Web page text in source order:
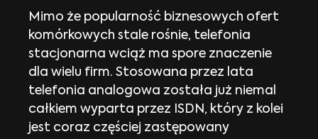
Mimo że popularność biznesowych ofert
komórkowych stale rośnie, telefonia
stacjonarna wciąż ma spore znaczenie
dla wielu firm. Stosowana przez lata
telefonia analogowa została już niemal
całkiem wyparta przez ISDN, który z kolei
jest coraz częściej zastępowany